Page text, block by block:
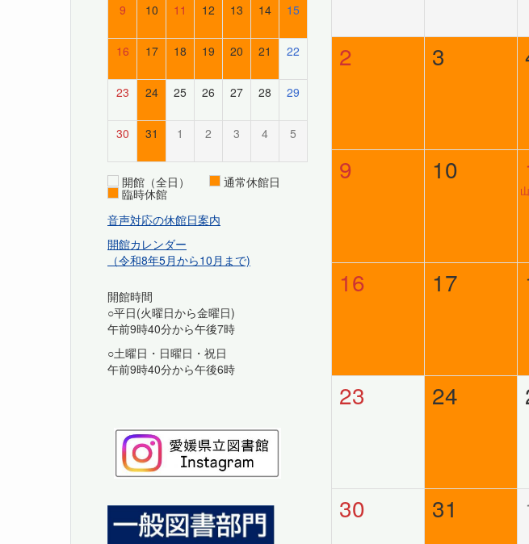
2 3
9 10
16 17
23 24
30 31
9 10 11 12 13 14 15
16 17 18 19 20 21 22
23 24 25 26 27 28 29
30 31 1 2 3 4 5
開館（全日） 通常休館日
臨時休館
音声対応の休館日案内
開館カレンダー
（令和8年5月から10月まで)
開館時間
○平日(火曜日から金曜日)
午前9時40分から午後7時
○土曜日・日曜日・祝日
午前9時40分から午後6時